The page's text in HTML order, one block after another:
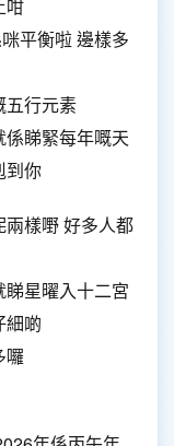
咁
平衡啦 邊樣多
五行元素
係睇緊每年嘅天
到你
兩樣嘢 好多人都
睇星曜入十二宮
細啲
囉